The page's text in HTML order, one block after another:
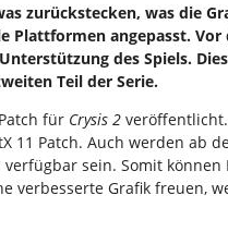
zurückstecken, was die
Plattformen angepasst.
des Spiels.
Teil der Serie.
für Crysis 2
11 Patch. Auch werden ab
verfügbar sein. Somit
verbesserte Grafik freuen,